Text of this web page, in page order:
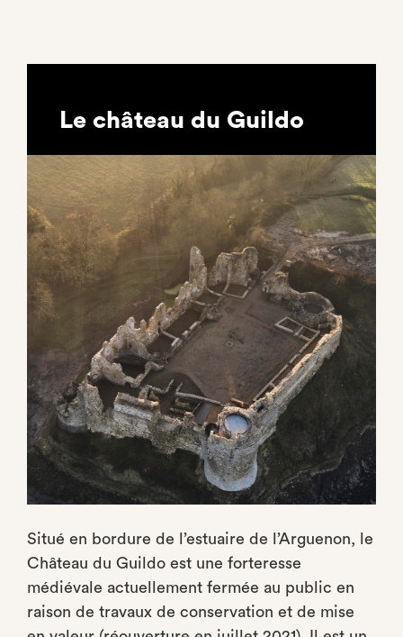
Le château du Guildo
Situé en bordure de l’estuaire de l’Arguenon, le
Château du Guildo est une forteresse
médiévale actuellement fermée au public en
raison de travaux de conservation et de mise